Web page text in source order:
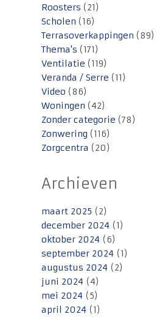
Roosters (21)
Scholen (16)
Terrasoverkappingen (89)
Thema's (171)
Ventilatie (119)
Veranda / Serre (11)
Video (86)
Woningen (42)
Zonder categorie (78)
Zonwering (116)
Zorgcentra (20)
Archieven
maart 2025 (2)
december 2024 (1)
oktober 2024 (6)
september 2024 (1)
augustus 2024 (2)
juni 2024 (4)
mei 2024 (5)
april 2024 (1)